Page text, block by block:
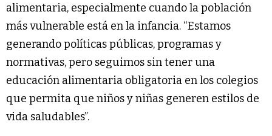
alimentaria, especialmente cuando la población
más vulnerable está en la infancia. “Estamos
generando políticas públicas, programas y
normativas, pero seguimos sin tener una
educación alimentaria obligatoria en los colegios
que permita que niños y niñas generen estilos de
vida saludables”.